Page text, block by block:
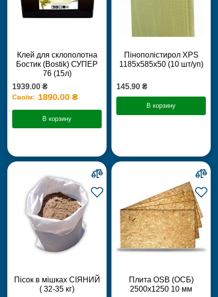
Клей для склополотна
Бостик (Bostik) СУПЕР
76 (15л)
1939.00 ₴
Своїм: 1890.00 ₴
В корзину
Пінополістирол XPS
1185х585х50 (10 шт/уп)
145.90 ₴
В корзину
Пісок в мішках СІЯНИЙ
( 32-35 кг)
Плита OSB (ОСБ)
2500х1250 10 мм